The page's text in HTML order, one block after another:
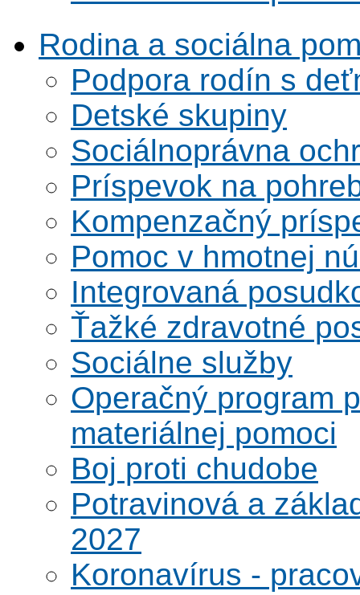
Rodina a sociálna
Podpora rodín s
Detské skupiny
Sociálnoprávna
Príspevok na
Kompenzačný
Pomoc v hmotnej
Integrovaná
Ťažké zdravotné
Sociálne služby
Operačný program
materiálnej pomoci
Boj proti chudobe
Potravinová a
2027
Koronavírus -